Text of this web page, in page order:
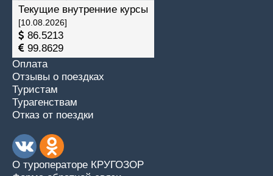
Текущие внутренние курсы
[10.08.2026]
86.5213
99.8629
Оплата
Отзывы о поездках
Туристам
Турагенствам
Отказ от поездки
О туроператоре КРУГОЗОР